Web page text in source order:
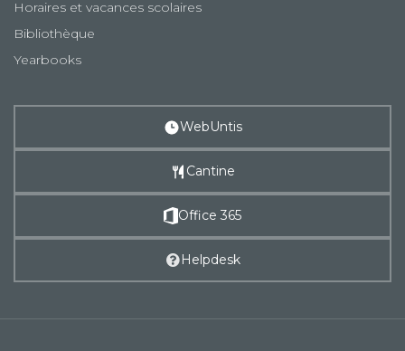
Horaires et vacances scolaires
Bibliothèque
Yearbooks
WebUntis
Cantine
Office 365
Helpdesk